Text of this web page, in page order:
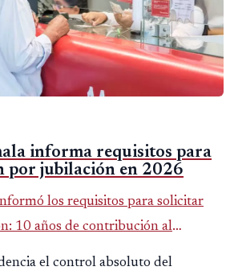
informa requisitos para
por jubilación en 2026
los requisitos para solicitar
10 años de contribución al
el control absoluto del